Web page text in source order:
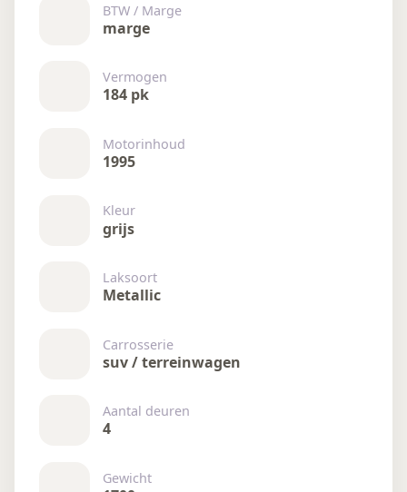
BTW / Marge
marge
Vermogen
184 pk
Motorinhoud
1995
Kleur
grijs
Laksoort
Metallic
Carrosserie
suv / terreinwagen
Aantal deuren
4
Gewicht